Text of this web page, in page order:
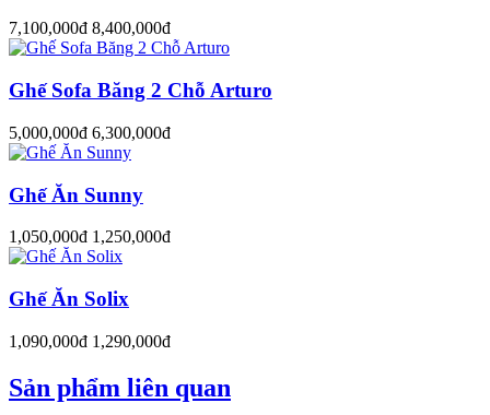
7,100,000đ 8,400,000đ
Ghế Sofa Băng 2 Chỗ Arturo
5,000,000đ 6,300,000đ
Ghế Ăn Sunny
1,050,000đ 1,250,000đ
Ghế Ăn Solix
1,090,000đ 1,290,000đ
Sản phẩm liên quan